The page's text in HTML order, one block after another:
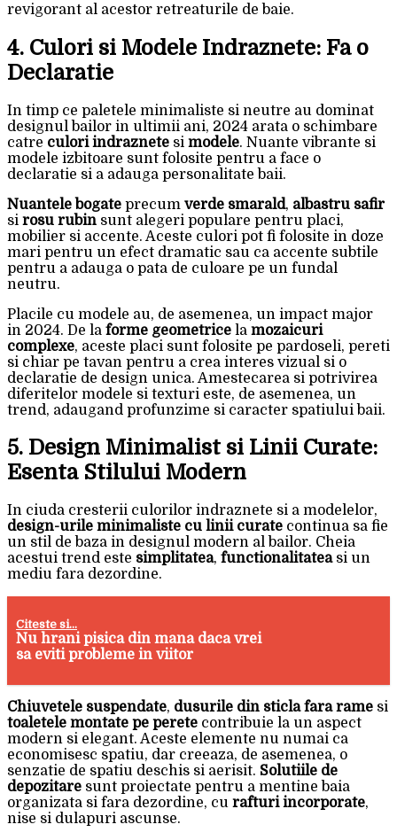
revigorant al acestor retreaturile de baie.
4. Culori si Modele Indraznete: Fa o
Declaratie
In timp ce paletele minimaliste si neutre au dominat
designul bailor in ultimii ani, 2024 arata o schimbare
catre culori indraznete si modele. Nuante vibrante si
modele izbitoare sunt folosite pentru a face o
declaratie si a adauga personalitate baii.
Nuantele bogate precum verde smarald, albastru safir
si rosu rubin sunt alegeri populare pentru placi,
mobilier si accente. Aceste culori pot fi folosite in doze
mari pentru un efect dramatic sau ca accente subtile
pentru a adauga o pata de culoare pe un fundal
neutru.
Placile cu modele au, de asemenea, un impact major
in 2024. De la forme geometrice la mozaicuri
complexe, aceste placi sunt folosite pe pardoseli, pereti
si chiar pe tavan pentru a crea interes vizual si o
declaratie de design unica. Amestecarea si potrivirea
diferitelor modele si texturi este, de asemenea, un
trend, adaugand profunzime si caracter spatiului baii.
5. Design Minimalist si Linii Curate:
Esenta Stilului Modern
In ciuda cresterii culorilor indraznete si a modelelor,
design-urile minimaliste cu linii curate continua sa fie
un stil de baza in designul modern al bailor. Cheia
acestui trend este simplitatea, functionalitateasi un
mediu fara dezordine.
Citeste si...
Nu hrani pisica din mana daca vrei
sa eviti probleme in viitor
Chiuvetele suspendate, dusurile din sticla fara rame si
toaletele montate pe perete contribuie la un aspect
modern si elegant. Aceste elemente nu numai ca
economisesc spatiu, dar creeaza, de asemenea, o
senzatie de spatiu deschis si aerisit. Solutiile de
depozitare sunt proiectate pentru a mentine baia
organizata si fara dezordine, cu rafturi incorporate,
nise si dulapuri ascunse.